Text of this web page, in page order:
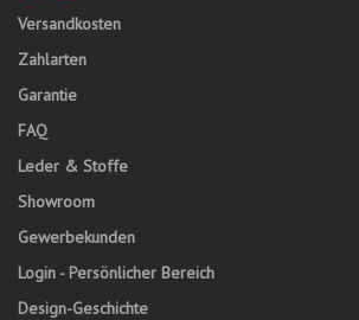
Versandkosten
Zahlarten
Garantie
FAQ
Leder & Stoffe
Showroom
Gewerbekunden
Login - Persönlicher Bereich
Design-Geschichte